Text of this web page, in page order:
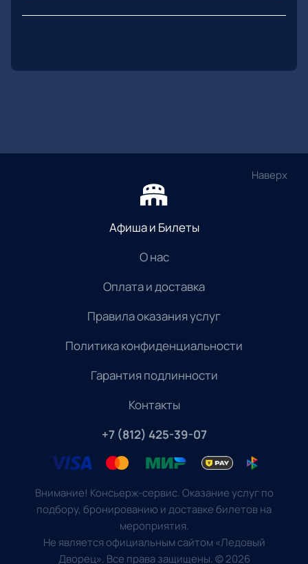
Наверх
Афиша и Билеты
О нас
Оплата и доставка
Правила оказания услуг
Политика конфиденциальности
Гарантия подлинности
Контакты
+7 (812) 425-39-07
Внимание! Консьерж-сервис. Оказание услуг по
подбору, бронированию и доставке билетов на
мероприятия.
Не является официальным сайтом «Ледовый
Дворец». Все права защищены.©2026